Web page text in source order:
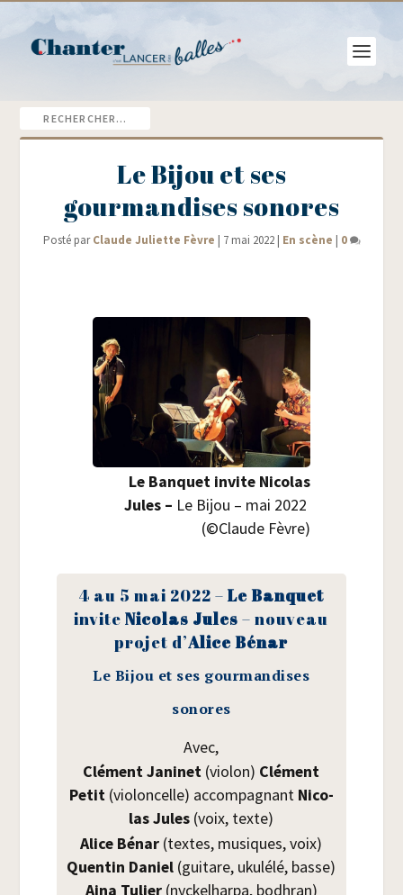
Le Bijou et ses
gourmandises sonores
Posté parClaude Juliette Fèvre | 7 mai 2022| En scène | 0
Le Ban­quet invite Nico­las
Jules – Le Bijou – mai 2022
(©Claude Fèvre)
4 au 5 mai 2022 –Le Ban­quet
inviteNico­las Jules – nou­veau
pro­jet d’Alice Bénar
Le Bijou et ses gourmandises
sonores
Avec,
Clé­ment Jani­net (vio­lon) Clé­ment
Petit(vio­lon­celle) accom­pa­gnant Nico­
las Jules (voix, texte)
Alice Bénar (textes, musiques, voix)
Quen­tin Daniel (gui­tare, uku­lé­lé, basse)
Aina Tulier(nyckel­har­pa, bodhran)